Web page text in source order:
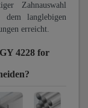
Zahnauswahl
dem langlebigen
erreicht.
4228 for